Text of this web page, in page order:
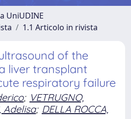
UniUDINE
1.1 Articolo in rivista
of the
liver transplant
respiratory failure
; VETRUGNO,
Adelisa; DELLA ROCCA,